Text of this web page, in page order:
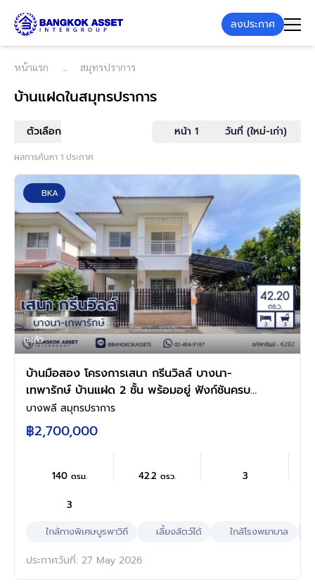
ลงประกาศ
หน้าแรก สมุทรปราการ
บ้านแฝดในสมุทรปราการ
ตัวเลือก หน้า 1 วันที่ (ใหม่-เก่า)
ผลการค้นหา 1 ประกาศ
BKA
ดูแล้ว
บ้านมือสอง โครงการเสนา กรีนวิลล์ บางนา-
เทพารักษ์ บ้านแฝด 2 ชั้น พร้อมอยู่ ฟังก์ชันครบ
สำหรับครอบครัว 3 ห้องนอน 3 ห้องน้ำ จอดรถ 2
คัน ครัวพร้อมเคาน์เตอร์ เหล็กดัดมุ้งลวดครบ
ทำเลดีใกล้ถนนเทพารักษ์ ทางด่วนบูรพาวิถี ใกล้บิ๊ก
ซี โรงพยาบาล โรงเรียน เดินทางสะดวก
บางพลี สมุทรปราการ
฿2,700,000
140ตรม. 42.2ตรว. 3
3
ใกล้ทางพิเศษบูรพาวิถี
เลี้ยงสัตว์ได้ ใกล้โรงพยาบาล
ประกาศวันที่: 27 May 2026